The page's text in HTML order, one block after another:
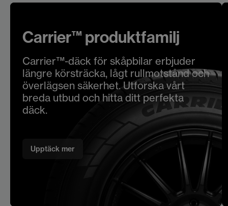
Carrier™ produktfamilj
Carrier™-däck för skåpbilar erbjuder
längre körsträcka, lågt rullmotstånd och
överlägsen säkerhet. Utforska vårt
breda utbud och hitta ditt perfekta
däck.
Upptäck mer